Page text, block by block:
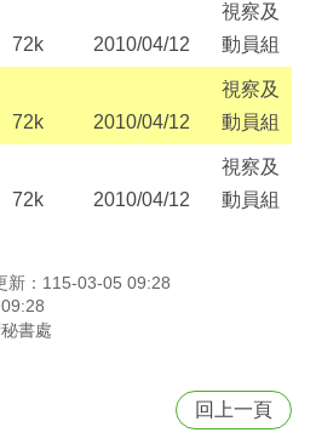
72k 2010/04/12
視察及
動員組
72k 2010/04/12
視察及
動員組
72k 2010/04/12
視察及
動員組
新：115-03-05 09:28
書處
回上一頁